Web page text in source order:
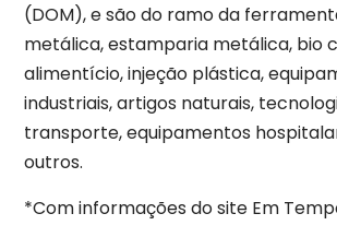
(DOM), e são do ramo da
metálica, estamparia metálica, bio
alimentício, injeção plástica,
industriais, artigos naturais,
transporte, equipamentos
outros.
*Com informações do site Em